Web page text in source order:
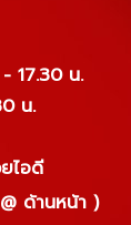
17.30 น.
น.
ไอดี
ด้านหน้า )